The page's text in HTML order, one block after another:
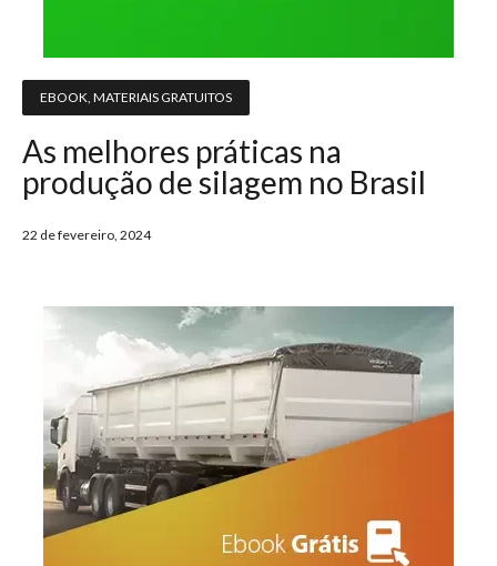
EBOOK MATERIAIS GRATUITOS
As melhores práticas na
produção de silagem no Brasil
22 de fevereiro, 2024